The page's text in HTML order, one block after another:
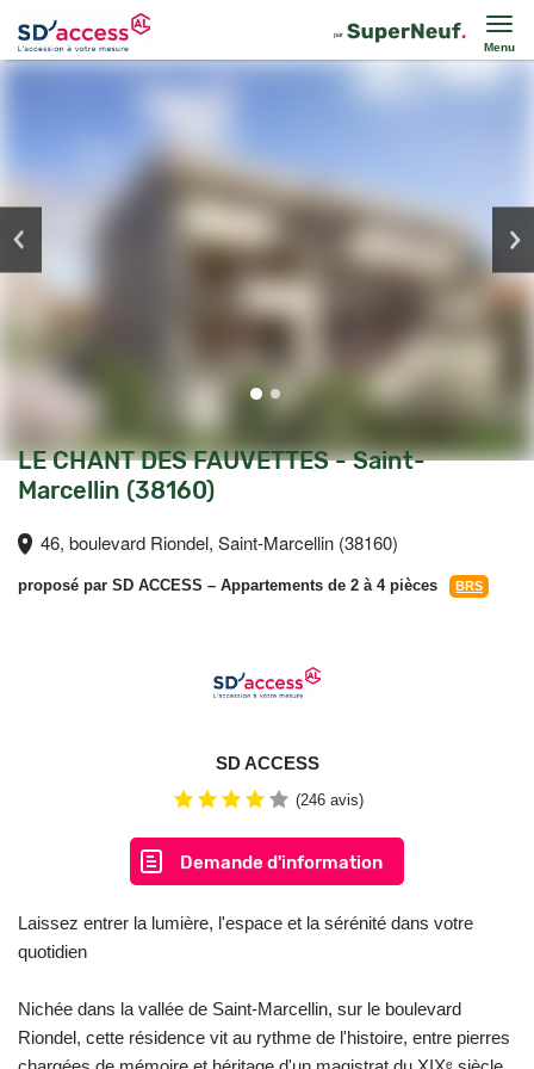
Menu
LE CHANT DES FAUVETTES - Saint-
Marcellin (38160)
46, boulevard Riondel, Saint-Marcellin (38160)
proposé par SD ACCESS – Appartements de 2 à 4 pièces BRS
SD ACCESS
(246 avis)
Demande d'information
Laissez entrer la lumière, l'espace et la sérénité dans votre
quotidien
Nichée dans la vallée de Saint‑Marcellin, sur le boulevard
Riondel, cette résidence vit au rythme de l'histoire, entre pierres